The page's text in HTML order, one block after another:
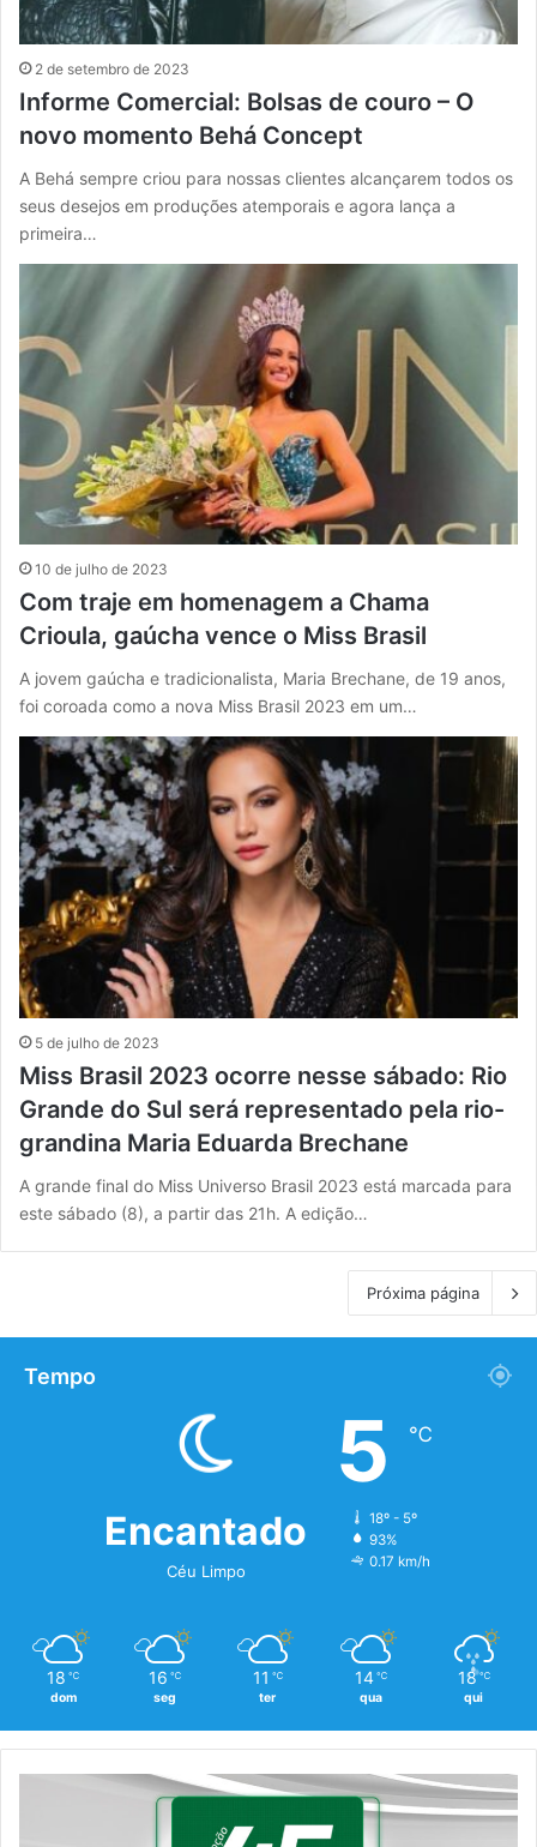
2 de setembro de 2023
Informe Comercial: Bolsas de couro – O
novo momento Behá Concept
A Behá sempre criou para nossas clientes alcançarem todos os
seus desejos em produções atemporais e agora lança a
primeira…
10 de julho de 2023
Com traje em homenagem a Chama
Crioula, gaúcha vence o Miss Brasil
A jovem gaúcha e tradicionalista, Maria Brechane, de 19 anos,
foi coroada como a nova Miss Brasil 2023 em um…
5 de julho de 2023
Miss Brasil 2023 ocorre nesse sábado: Rio
Grande do Sul será representado pela rio-
grandina Maria Eduarda Brechane
A grande final do Miss Universo Brasil 2023 está marcada para
este sábado (8), a partir das 21h. A edição…
Próxima página
Tempo
Encantado
Céu Limpo
5 ℃
18º - 5º
93%
0.17 km/h
18 ℃
dom
16 ℃
seg
11 ℃
ter
14 ℃
qua
18 ℃
qui